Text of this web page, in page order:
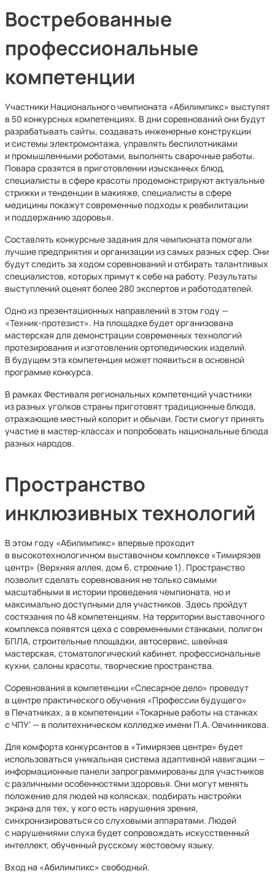
Востребованные
профессиональные
компетенции
Участники Национального чемпионата «Абилимпикс» выступят
в 50 конкурсных компетенциях. В дни соревнований они будут
разрабатывать сайты, создавать инженерные конструкции
и системы электромонтажа, управлять беспилотниками
и промышленными роботами, выполнять сварочные работы.
Повара сразятся в приготовлении изысканных блюд,
специалисты в сфере красоты продемонстрируют актуальные
стрижки и тенденции в макияже, специалисты в сфере
медицины покажут современные подходы к реабилитации
и поддержанию здоровья.
Составлять конкурсные задания для чемпионата помогали
лучшие предприятия и организации из самых разных сфер. Они
будут следить за ходом соревнований и отбирать талантливых
специалистов, которых примут к себе на работу. Результаты
выступлений оценят более 280 экспертов и работодателей.
Одно из презентационных направлений в этом году —
«Техник‑протезист». На площадке будет организована
мастерская для демонстрации современных технологий
протезирования и изготовления ортопедических изделий.
В будущем эта компетенция может появиться в основной
программе конкурса.
В рамках Фестиваля региональных компетенций участники
из разных уголков страны приготовят традиционные блюда,
отражающие местный колорит и обычаи. Гости смогут принять
участие в мастер-классах и попробовать национальные блюда
разных народов.
Пространство
инклюзивных технологий
В этом году «Абилимпикс» впервые проходит
в высокотехнологичном выставочном комплексе «Тимирязев
центр» (Верхняя аллея, дом 6, строение 1). Пространство
позволит сделать соревнования не только самыми
масштабными в истории проведения чемпионата, но и
максимально доступными для участников. Здесь пройдут
состязания по 48 компетенциям. На территории выставочного
комплекса появятся цеха с современными станками, полигон
БПЛА, строительные площадки, автосервис, швейная
мастерская, стоматологический кабинет, профессиональные
кухни, салоны красоты, творческие пространства.
Соревнования в компетенции «Слесарное дело» проведут
в центре практического обучения «Профессии будущего»
в Печатниках, а в компетенции «Токарные работы на станках
с ЧПУ‘ — в политехническом колледже имени П.А. Овчинникова.
Для комфорта конкурсантов в «Тимирязев центре» будет
использоваться уникальная система адаптивной навигации —
информационные панели запрограммированы для участников
с различными особенностями здоровья. Они могут менять
положение для людей на колясках, подбирать настройки
экрана для тех, у кого есть нарушения зрения,
синхронизироваться со слуховыми аппаратами. Людей
с нарушениями слуха будет сопровождать искусственный
интеллект, обученный русскому жестовому языку.
Вход на «Абилимпикс» свободный.